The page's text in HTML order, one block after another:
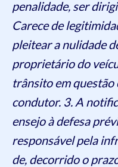
penalidade, ser
Carece de
pleitear a nulidade
proprietário do
trânsito em questão
condutor. 3. A
ensejo à defesa
responsável pela
de, decorrido o